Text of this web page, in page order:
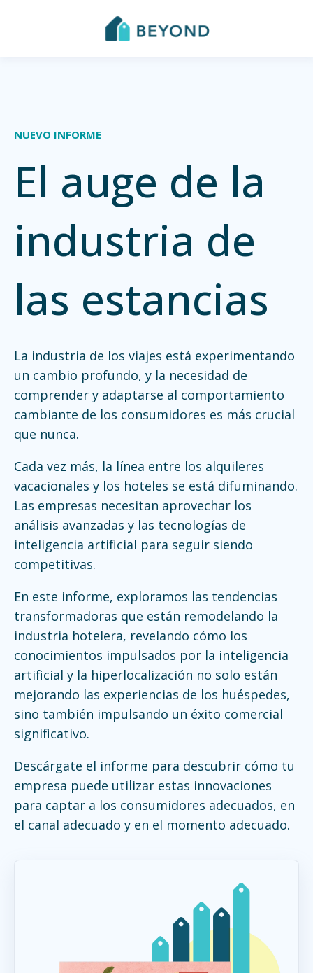
NUEVO INFORME
El auge de la
industria de
las estancias
La industria de los viajes está experimentando
un cambio profundo, y la necesidad de
comprender y adaptarse al comportamiento
cambiante de los consumidores es más crucial
que nunca.
Cada vez más, la línea entre los alquileres
vacacionales y los hoteles se está difuminando.
Las empresas necesitan aprovechar los
análisis avanzadas y las tecnologías de
inteligencia artificial para seguir siendo
competitivas.
En este informe, exploramos las tendencias
transformadoras que están remodelando la
industria hotelera, revelando cómo los
conocimientos impulsados por la inteligencia
artificial y la hiperlocalización no solo están
mejorando las experiencias de los huéspedes,
sino también impulsando un éxito comercial
significativo.
Descárgate el informe para descubrir cómo tu
empresa puede utilizar estas innovaciones
para captar a los consumidores adecuados, en
el canal adecuado y en el momento adecuado.